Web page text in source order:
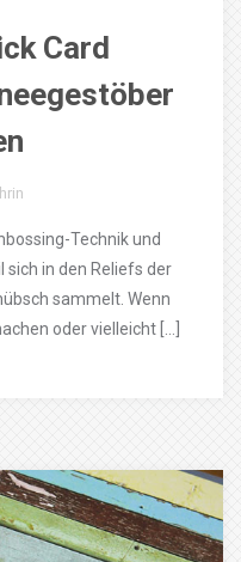
Card
Technik und
sich in den Reliefs der
sammelt. Wenn
oder vielleicht […]